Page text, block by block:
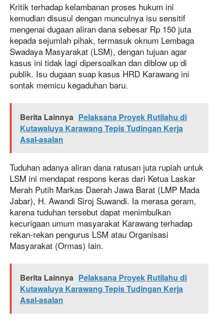
Kritik terhadap kelambanan proses hukum ini
kemudian disusul dengan munculnya isu sensitif
mengenai dugaan aliran dana sebesar Rp 150 juta
kepada sejumlah pihak, termasuk oknum Lembaga
Swadaya Masyarakat (LSM), dengan tujuan agar
kasus ini tidak lagi dipersoalkan dan diblow up di
publik. Isu dugaan suap kasus HRD Karawang ini
sontak memicu kegaduhan baru.
Berita Lainnya Pelaksana Proyek Rutilahu di
Kutawaluya Karawang Tepis Tudingan Kerja
Asal-asalan
Tuduhan adanya aliran dana ratusan juta rupiah untuk
LSM ini mendapat respons keras dari Ketua Laskar
Merah Putih Markas Daerah Jawa Barat (LMP Mada
Jabar), H. Awandi Siroj Suwandi. Ia merasa geram,
karena tuduhan tersebut dapat menimbulkan
kecurigaan umum masyarakat Karawang terhadap
rekan-rekan pengurus LSM atau Organisasi
Masyarakat (Ormas) lain.
Berita Lainnya Pelaksana Proyek Rutilahu di
Kutawaluya Karawang Tepis Tudingan Kerja
Asal-asalan